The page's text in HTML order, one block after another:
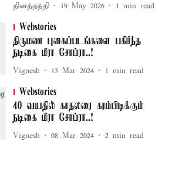
தினத்தந்தி 19 May 2026 1 min read
Webstories
திருமண புகைப்படங்களை பகிர்ந்த
நடிகை மீரா சோப்ரா..!
Vignesh 13 Mar 2024 1 min read
Webstories
40 வயதில் காதலரை கரம்பிடிக்கும்
நடிகை மீரா சோப்ரா..!
Vignesh 08 Mar 2024 2 min read